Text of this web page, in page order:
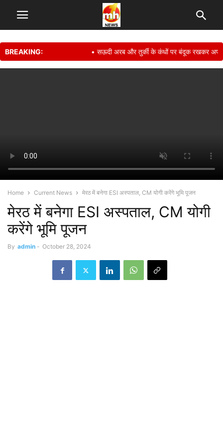
BREAKING: • सऊदी अरब और तुर्की के कंधों पर बंदूक रखकर अपनी
Home Current News मेरठ में बनेगा ESI अस्पताल, CM योगी करेंगे भूमि पूजन
मेरठ में बनेगा ESI अस्पताल, CM योगी
करेंगे भूमि पूजन
By admin - October 28, 2024